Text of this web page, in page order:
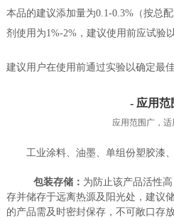
本品的建议添加量为0.1-0.3%（按总
剂使用为1%-2%，建议使用前应试验
建议用户在使用前通过实验以确定最佳
- 应用范
应用范围广，适
工业涂料、油墨、单组份塑胶漆
包装存储： 为防止该产品活性
存并储存于远离热源及阳光处，建议
的产品需及时密封保存，不可敞口存